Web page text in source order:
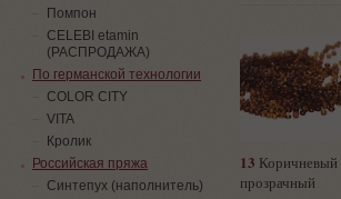
13 Коричневый
прозрачный
Помпон
СELEBI etamin
(РАСПРОДАЖА)
По германской технологии
COLOR CITY
VITA
Кролик
Российская пряжа
Синтепух (наполнитель)